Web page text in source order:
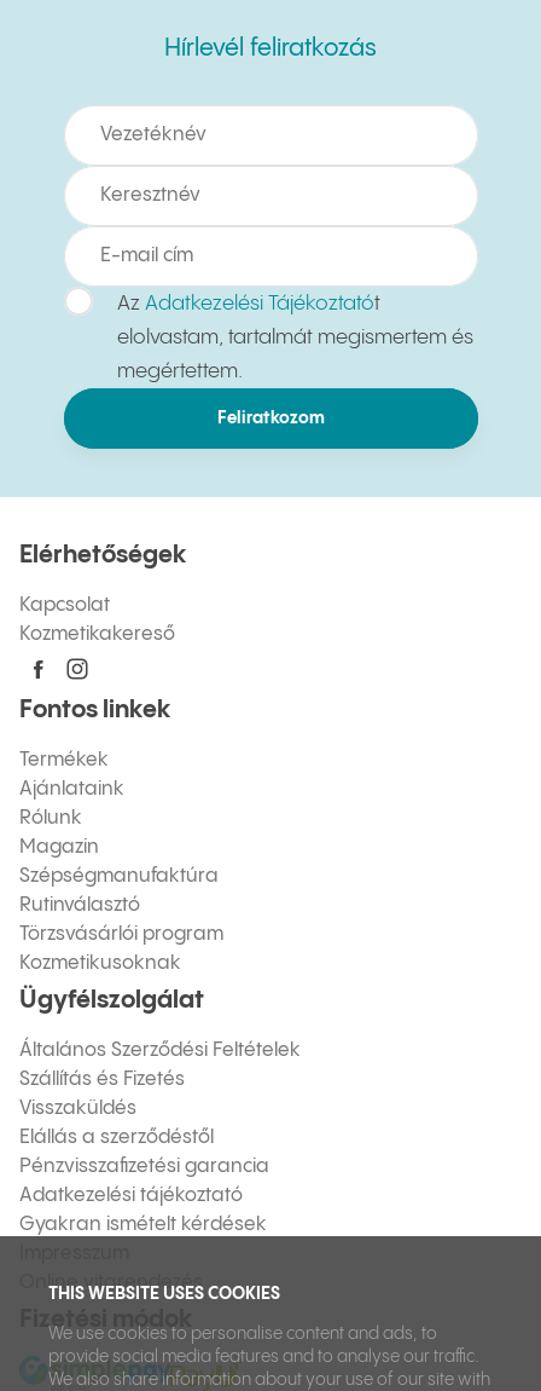
THIS WEBSITE USES COOKIES
We use cookies to personalise content and ads, to
provide social media features and to analyse our traffic.
We also share information about your use of our site with
Hírlevél feliratkozásHírlevél feliratkozás
Az Adatkezelési Tájékoztatót
elolvastam, tartalmát megismertem és
megértettem.
Feliratkozom
Elérhetőségek
Kapcsolat
Kozmetikakereső
Fontos linkek
Termékek
Ajánlataink
Rólunk
Magazin
Szépségmanufaktúra
Rutinválasztó
Törzsvásárlói program
Kozmetikusoknak
Ügyfélszolgálat
Általános Szerződési Feltételek
Szállítás és Fizetés
Visszaküldés
Elállás a szerződéstől
Pénzvisszafizetési garancia
Adatkezelési tájékoztató
Gyakran ismételt kérdések
Online vitarendezés
Fizetési módok